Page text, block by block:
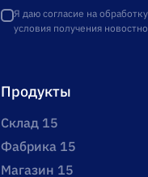
Я даю согласие на
условия получения
Продукты
Склад 15
Фабрика 15
Магазин 15